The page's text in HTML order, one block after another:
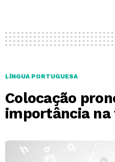
LÍNGUA PORTUGUESA
Colocação
importância na